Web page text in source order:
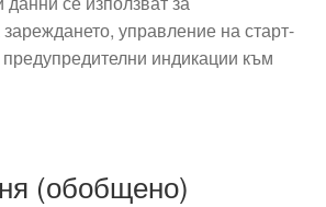
управление на старт-
индикации към
(обобщено)